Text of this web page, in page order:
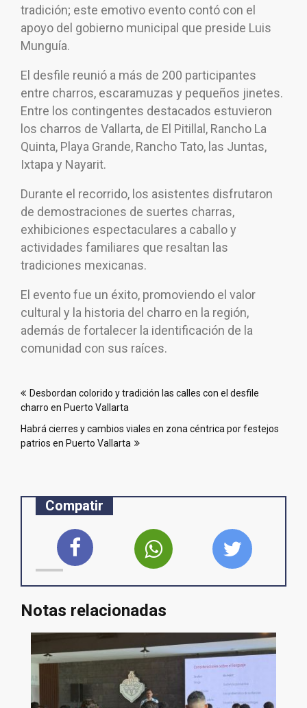
tradición; este emotivo evento contó con el
apoyo del gobierno municipal que preside Luis
Munguía.
El desfile reunió a más de 200 participantes
entre charros, escaramuzas y pequeños jinetes.
Entre los contingentes destacados estuvieron
los charros de Vallarta, de El Pitillal, Rancho La
Quinta, Playa Grande, Rancho Tato, las Juntas,
Ixtapa y Nayarit.
Durante el recorrido, los asistentes disfrutaron
de demostraciones de suertes charras,
exhibiciones espectaculares a caballo y
actividades familiares que resaltan las
tradiciones mexicanas.
El evento fue un éxito, promoviendo el valor
cultural y la historia del charro en la región,
además de fortalecer la identificación de la
comunidad con sus raíces.
de
entradas
Desbordan colorido y tradición las calles con el desfile
charro en Puerto Vallarta
Habrá cierres y cambios viales en zona céntrica por festejos
patrios en Puerto Vallarta
Compatir
Notas relacionadas